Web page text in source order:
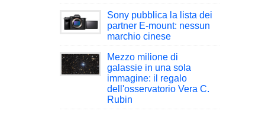
Sony pubblica la lista dei
partner E-mount: nessun
marchio cinese
Mezzo milione di
galassie in una sola
immagine: il regalo
dell'osservatorio Vera C.
Rubin